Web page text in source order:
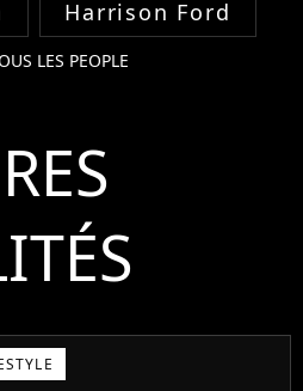
Harrison Ford
LES PEOPLE